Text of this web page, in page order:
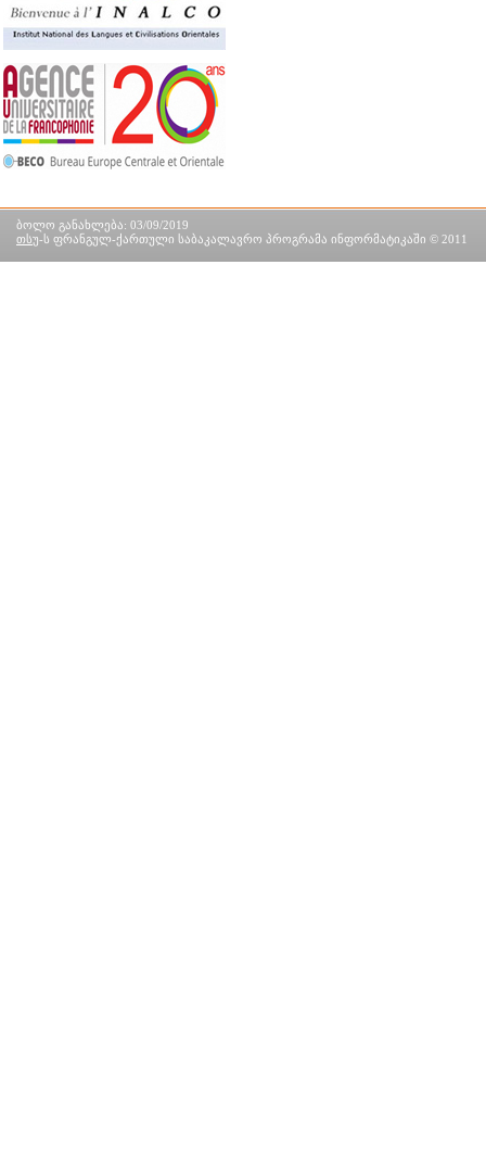
ბოლო განახლება: 03/09/2019
თსუ-ს ფრანგულ-ქართული საბაკალავრო პროგრამა ინფორმატიკაში © 2011